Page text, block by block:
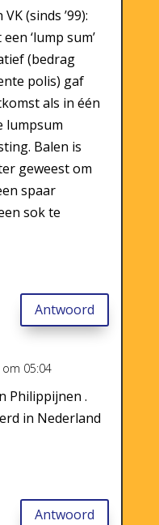
(sinds ’99):
‘lump sum’
(bedrag
polis) gaf
als in één
lumpsum
Balen is
geweest om
spaar
sok te
Antwoord
05:04
Philippijnen .
in Nederland
Antwoord